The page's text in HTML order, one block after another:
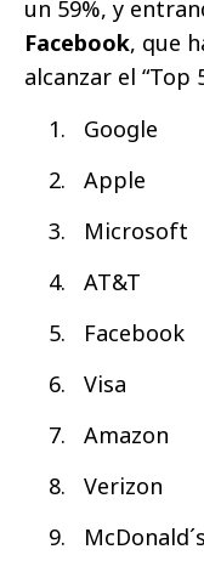
un 59%, y
Facebook, que
alcanzar el “Top
Google
Apple
Microsoft
AT&T
Facebook
Visa
Amazon
Verizon
McDonald´s